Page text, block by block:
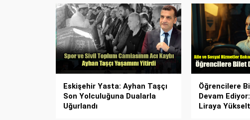
Eskişehir Yasta: Ayhan Taşçı
Son Yolculuğuna Dualarla
Uğurlandı
Öğrencilere
Devam
Liraya